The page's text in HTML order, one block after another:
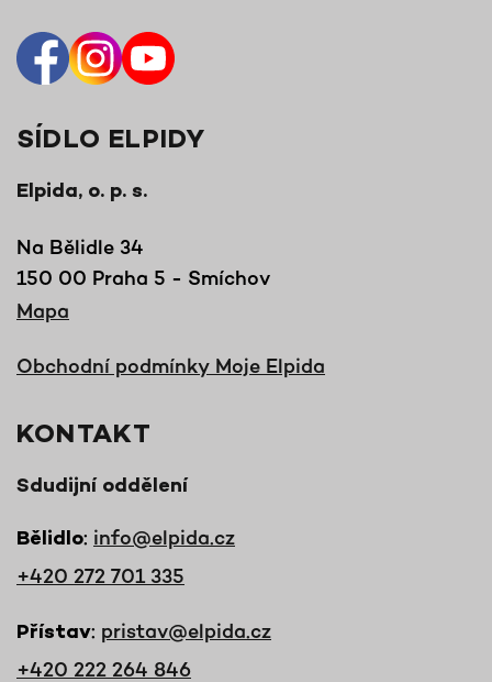
SÍDLO ELPIDY
Elpida, o. p. s.
Na Bělidle 34
150 00 Praha 5 - Smíchov
Mapa
Obchodní podmínky Moje Elpida
KONTAKT
Sdudijní oddělení
Bělidlo: info@elpida.cz
+420 272 701 335
Přístav: pristav@elpida.cz
+420 222 264 846